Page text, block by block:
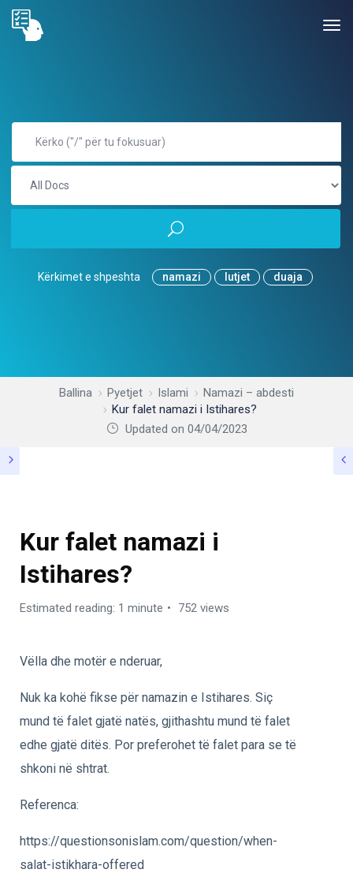
Kërkimet e shpeshta namazi lutjet duaja
Ballina Pyetjet Islami
Namazi – abdesti
Kur falet namazi i Istihares?
Updated on 04/04/2023
Kur falet namazi i
Istihares?
Estimated reading: 1 minute 752 views
Vëlla dhe motër e nderuar,
Nuk ka kohë fikse për namazin e Istihares. Siç
mund të falet gjatë natës, gjithashtu mund të falet
edhe gjatë ditës. Por preferohet të falet para se të
shkoni në shtrat.
Referenca:
https://questionsonislam.com/question/when-
salat-istikhara-offered